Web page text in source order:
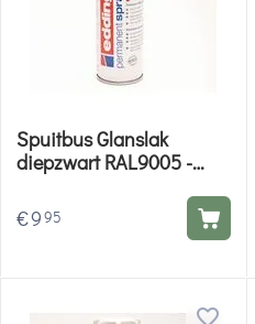
Spuitbus Glanslak
diepzwart RAL9005 -
€995